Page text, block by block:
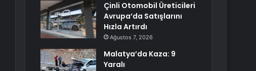
Çinli Otomobil Üreticileri
Avrupa’da Satışlarını
Hızla Artırdı
Ağustos 7, 2026
Malatya’da Kaza: 9
Yaralı